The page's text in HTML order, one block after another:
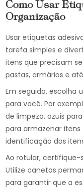
Como Usar
Organização
Usar etiquetas
tarefa simples e
itens que precisam
pastas, armários e
Em seguida, escolha
para você. Por
de limpeza, azuis
para armazenar itens
identificação dos
Ao rotular, certifique-
Utilize canetas
para garantir que a